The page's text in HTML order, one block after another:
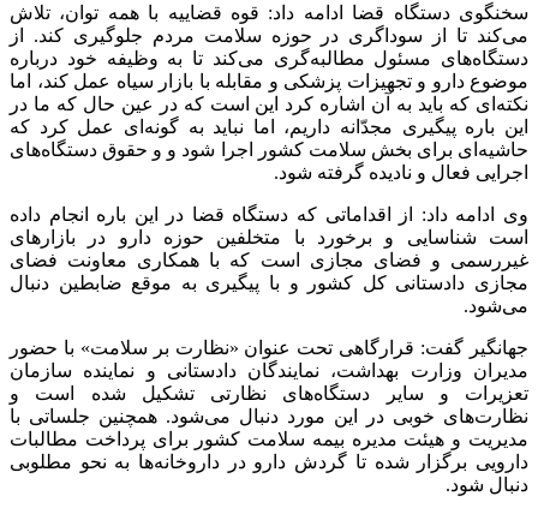
سخنگوی دستگاه قضا ادامه داد: قوه قضاییه با همه توان، تلاش
می‌کند تا از سوداگری در حوزه سلامت مردم جلوگیری کند. از
دستگاه‌های مسئول مطالبه‌گری می‌کند تا به وظیفه خود درباره
موضوع دارو و تجهیزات پزشکی و مقابله با بازار سیاه عمل کند، اما
نکته‌ای که باید به آن اشاره کرد این است که در عین حال که ما در
این باره پیگیری مجدّانه داریم، اما نباید به گونه‌ای عمل کرد که
حاشیه‌ای برای بخش سلامت کشور اجرا شود و و حقوق دستگاه‌های
اجرایی فعال و نادیده گرفته شود.
وی ادامه داد: از اقداماتی که دستگاه قضا در این باره انجام داده
است شناسایی و برخورد با متخلفین حوزه دارو در بازار‌های
غیررسمی و فضای مجازی است که با همکاری معاونت فضای
مجازی دادستانی کل کشور و با پیگیری به موقع ضابطین دنبال
می‌شود.
جهانگیر گفت: قرارگاهی تحت عنوان «نظارت بر سلامت» با حضور
مدیران وزارت بهداشت، نمایندگان دادستانی و نماینده سازمان
تعزیرات و سایر دستگاه‌های نظارتی تشکیل شده است و
نظارت‌های خوبی در این مورد دنبال می‌شود. همچنین جلساتی با
مدیریت و هیئت مدیره بیمه سلامت کشور برای پرداخت مطالبات
دارویی برگزار شده تا گردش دارو در داروخانه‌ها به نحو مطلوبی
دنبال شود.